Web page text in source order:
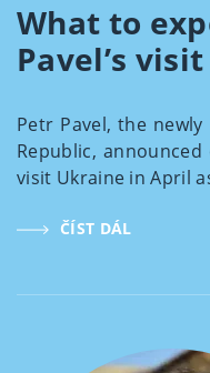
What to
Pavel’s
Petr Pavel, the
Republic,
visit Ukraine in April
ČÍST DÁL